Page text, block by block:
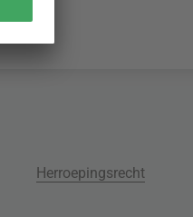
Herroepingsrecht